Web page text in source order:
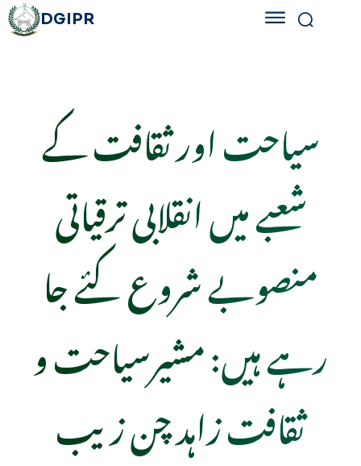
DGIPR
سیاحت اور ثقافت کے
شعبے میں انقلابی ترقیاتی
منصوبے شروع کئے جا
رہے ہیں: مشیرسیاحت و
ثقافت زاہد چن زیب